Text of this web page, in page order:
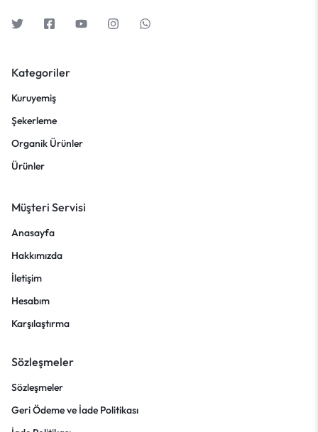
Kategoriler
Kuruyemiş
Şekerleme
Organik Ürünler
Ürünler
Müşteri Servisi
Anasayfa
Hakkımızda
İletişim
Hesabım
Karşılaştırma
Sözleşmeler
Sözleşmeler
Geri Ödeme ve İade Politikası